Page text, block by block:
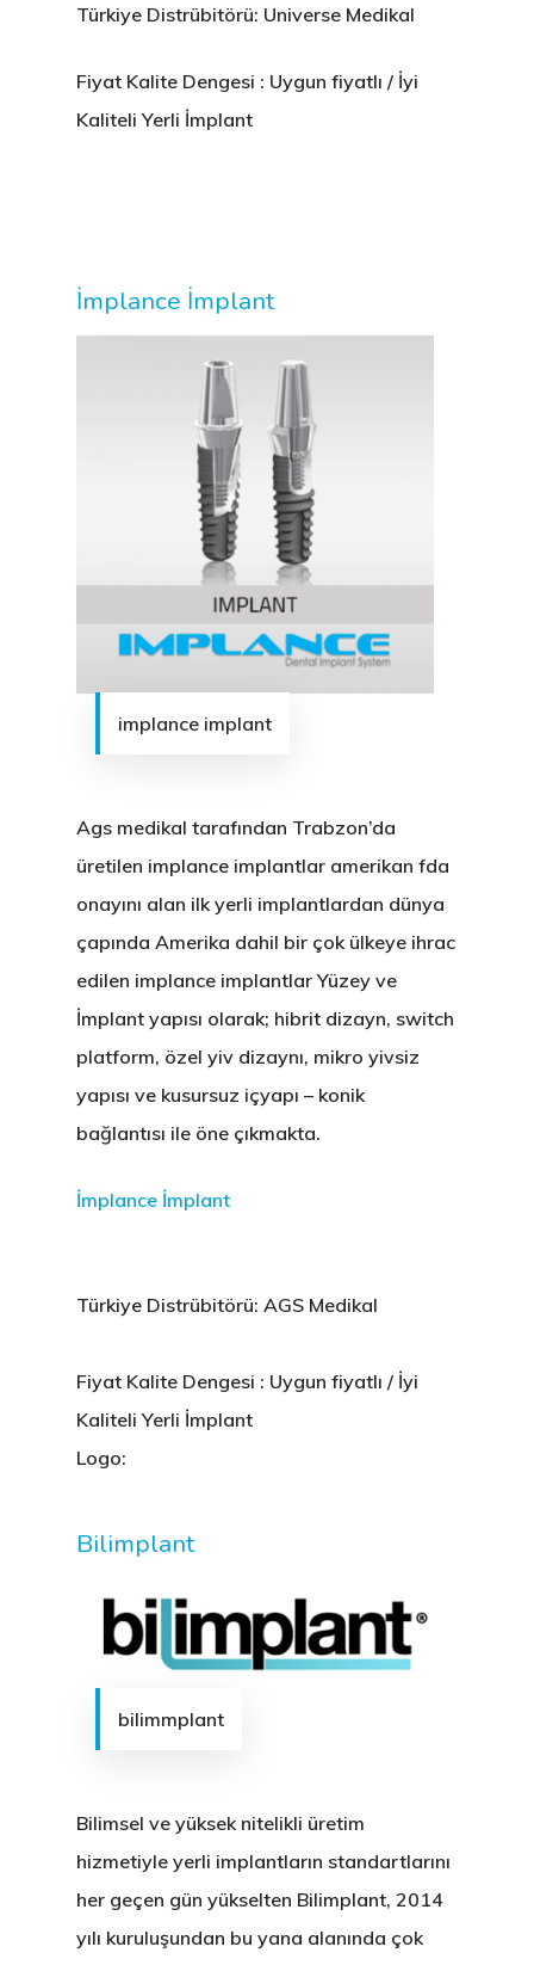
Türkiye Distrübitörü: Universe Medikal
Fiyat Kalite Dengesi : Uygun fiyatlı / İyi
Kaliteli Yerli İmplant
İmplance İmplant
implance implant
Ags medikal tarafından Trabzon’da
üretilen implance implantlar amerikan fda
onayını alan ilk yerli implantlardan dünya
çapında Amerika dahil bir çok ülkeye ihrac
edilen implance implantlar Yüzey ve
İmplant yapısı olarak; hibrit dizayn, switch
platform, özel yiv dizaynı, mikro yivsiz
yapısı ve kusursuz içyapı – konik
bağlantısı ile öne çıkmakta.
İmplance İmplant
Türkiye Distrübitörü: AGS Medikal
Fiyat Kalite Dengesi : Uygun fiyatlı / İyi
Kaliteli Yerli İmplant
Logo:
Bilimplant
bilimmplant
Bilimsel ve yüksek nitelikli üretim
hizmetiyle yerli implantların standartlarını
her geçen gün yükselten Bilimplant, 2014
yılı kuruluşundan bu yana alanında çok